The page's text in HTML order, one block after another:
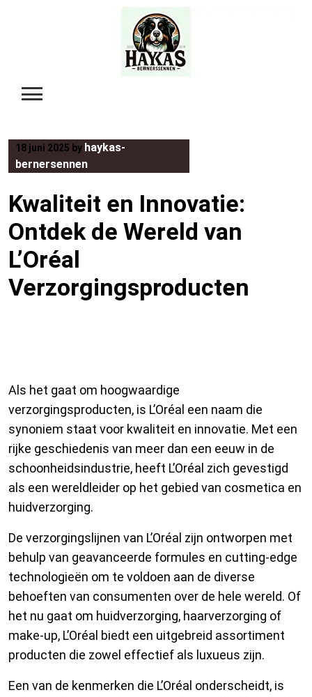
18 juni 2025 by haykas-
bernersennen
Kwaliteit en Innovatie:
Ontdek de Wereld van
L’Oréal
Verzorgingsproducten
Als het gaat om hoogwaardige
verzorgingsproducten, is L’Oréal een naam die
synoniem staat voor kwaliteit en innovatie. Met een
rijke geschiedenis van meer dan een eeuw in de
schoonheidsindustrie, heeft L’Oréal zich gevestigd
als een wereldleider op het gebied van cosmetica en
huidverzorging.
De verzorgingslijnen van L’Oréal zijn ontworpen met
behulp van geavanceerde formules en cutting-edge
technologieën om te voldoen aan de diverse
behoeften van consumenten over de hele wereld. Of
het nu gaat om huidverzorging, haarverzorging of
make-up, L’Oréal biedt een uitgebreid assortiment
producten die zowel effectief als luxueus zijn.
Een van de kenmerken die L’Oréal onderscheidt, is